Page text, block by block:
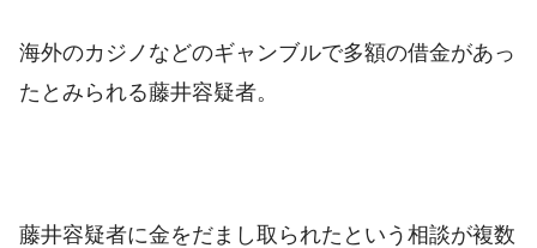
海外のカジノなどのギャンブルで多額の借金があっ
たとみられる藤井容疑者。
藤井容疑者に金をだまし取られたという相談が複数